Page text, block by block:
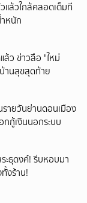
ล้วใกล้คลอดเต็มที
หนัก
ว ข่าวลือ "ใหม่
านสุขสุดท้าย
รายวันย่านดอนเมือง
กกู้เงินนอกระบบ
ะธุดงค์! รีบหอบมา
งร้าน!